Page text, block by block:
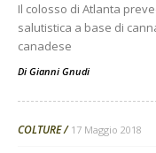
Il colosso di Atlanta
salutistica a base di
canadese
Di Gianni Gnudi
COLTURE 17 Maggio 2018